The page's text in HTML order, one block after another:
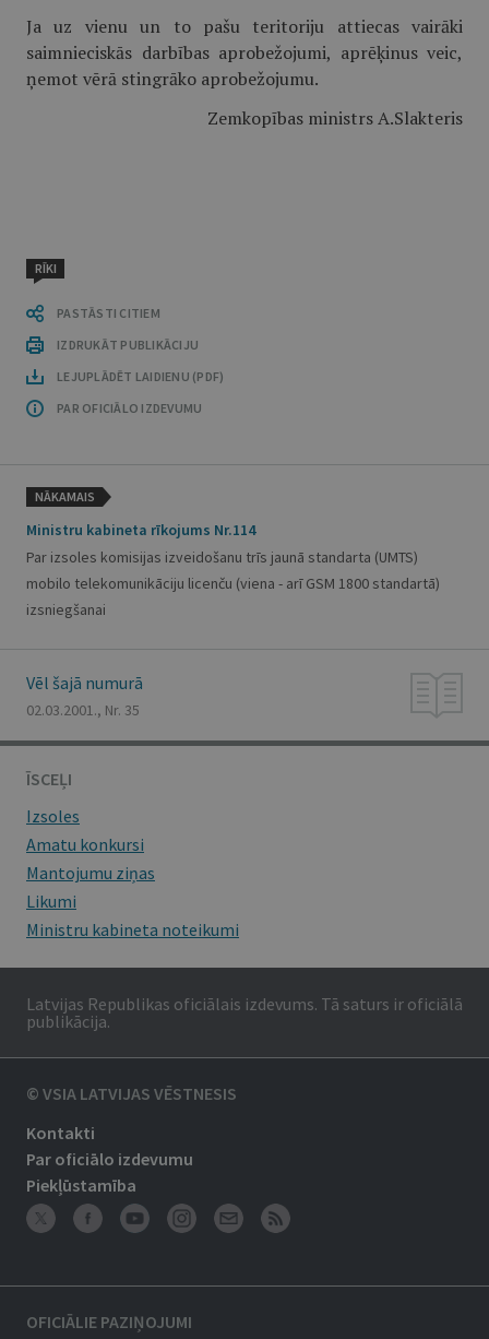
Ja uz vienu un to pašu teritoriju attiecas vairāki
saimnieciskās darbības aprobežojumi, aprēķinus veic,
ņemot vērā stingrāko aprobežojumu.
Zemkopības ministrs A.Slakteris
RĪKI
PASTĀSTI CITIEM
IZDRUKĀT PUBLIKĀCIJU
LEJUPLĀDĒT LAIDIENU (PDF)
PAR OFICIĀLO IZDEVUMU
NĀKAMAIS
Ministru kabineta rīkojums Nr.114
Par izsoles komisijas izveidošanu trīs jaunā standarta (UMTS)
mobilo telekomunikāciju licenču (viena - arī GSM 1800 standartā)
izsniegšanai
Vēl šajā numurā
02.03.2001., Nr. 35
ĪSCEĻI
Izsoles
Amatu konkursi
Mantojumu ziņas
Likumi
Ministru kabineta noteikumi
Latvijas Republikas oficiālais izdevums. Tā saturs ir oficiālā
publikācija.
© VSIA LATVIJAS VĒSTNESIS
Kontakti
Par oficiālo izdevumu
Piekļūstamība
OFICIĀLIE PAZIŅOJUMI